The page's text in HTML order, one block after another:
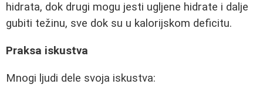
hidrata, dok drugi mogu jesti ugljene hidrate i dalje
gubiti težinu, sve dok su u kalorijskom deficitu.
Praksa iskustva
Mnogi ljudi dele svoja iskustva: